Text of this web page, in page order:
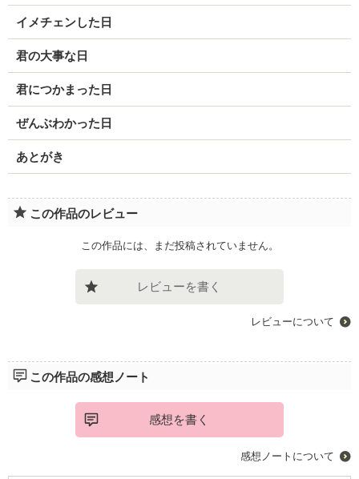
イメチェンした日
君の大事な日
君につかまった日
ぜんぶわかった日
あとがき
この作品のレビュー
この作品には、まだ投稿されていません。
レビューを書く
レビューについて
この作品の感想ノート
感想を書く
感想ノートについて